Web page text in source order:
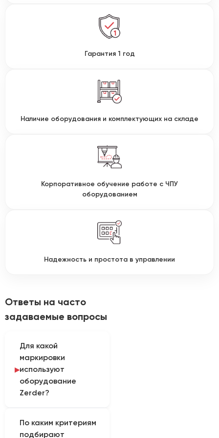
Гарантия 1 год
Наличие оборудования и комплектующих на складе
Корпоративное обучение работе с ЧПУ
оборудованием
Надежность и простота в управлении
Ответы на часто
задаваемые вопросы
Для какой
маркировки
используют
оборудование
Zerder?
используют для текста,
графики, серийных
По каким критериям
подбирают